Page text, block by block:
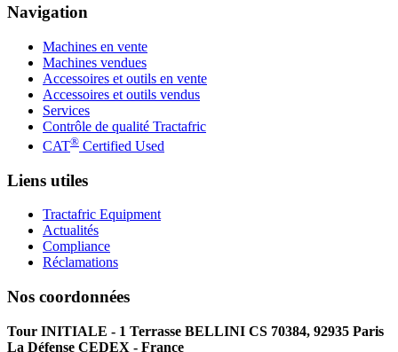
Navigation
Machines en vente
Machines vendues
Accessoires et outils en vente
Accessoires et outils vendus
Services
Contrôle de qualité Tractafric
CAT® Certified Used
Liens utiles
Tractafric Equipment
Actualités
Compliance
Réclamations
Nos coordonnées
Tour INITIALE - 1 Terrasse BELLINI CS 70384, 92935 Paris
La Défense CEDEX - France